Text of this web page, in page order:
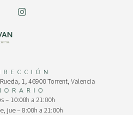
1, 46900 Torrent, Valencia
– 10:00h a 21:00h
jue – 8:00h a 21:00h